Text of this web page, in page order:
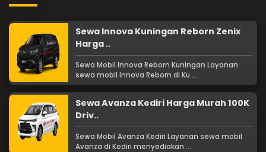
Sewa Innova Kuningan Reborn Zenix
Harga ..
Sewa Mobil Innova Reborn Kuningan Layanan
sewa mobil Innova Reborn di Ku ...
Sewa Avanza Kediri Harga Murah 100K
Driv..
Sewa Mobil Avanza Kediri Layanan sewa mobil
Avanza di Kediri menyediakan ...